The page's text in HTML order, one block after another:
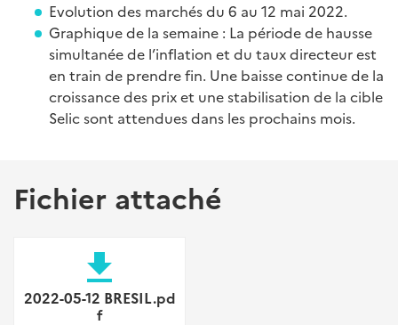
Evolution des marchés du 6 au 12 mai 2022.
Graphique de la semaine : La période de hausse
simultanée de l’inflation et du taux directeur est
en train de prendre fin. Une baisse continue de la
croissance des prix et une stabilisation de la cible
Selic sont attendues dans les prochains mois.
Fichier attaché
file_download
2022-05-12 BRESIL.pd
f